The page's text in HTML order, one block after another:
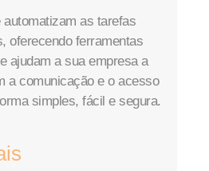
automatizam as tarefas
oferecendo ferramentas
ajudam a sua empresa a
a comunicação e o acesso
simples, fácil e segura.